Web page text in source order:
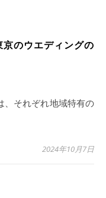
のウエディングの
2024年10月7日